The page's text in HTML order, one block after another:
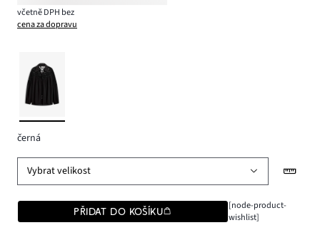
včetně DPH bez
cena za dopravu
černá
Vybrat velikost
PŘIDAT DO KOŠÍKU
[node-product-
wishlist]